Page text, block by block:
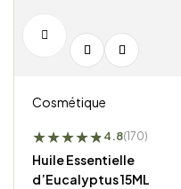
Cosmétique
★★★★★
★4.8(170)
Huile Essentielle
d’Eucalyptus 15ML